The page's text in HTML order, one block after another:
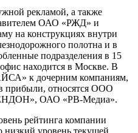
рекламой, а также
ОАО «РЖД» и
на конструкциях внутри
полотна и в
подразделения в 15
находится в Москве. В
к дочерним компаниям,
прибыли, относятся ООО
ОАО «РВ-Медиа».
рейтинга компании